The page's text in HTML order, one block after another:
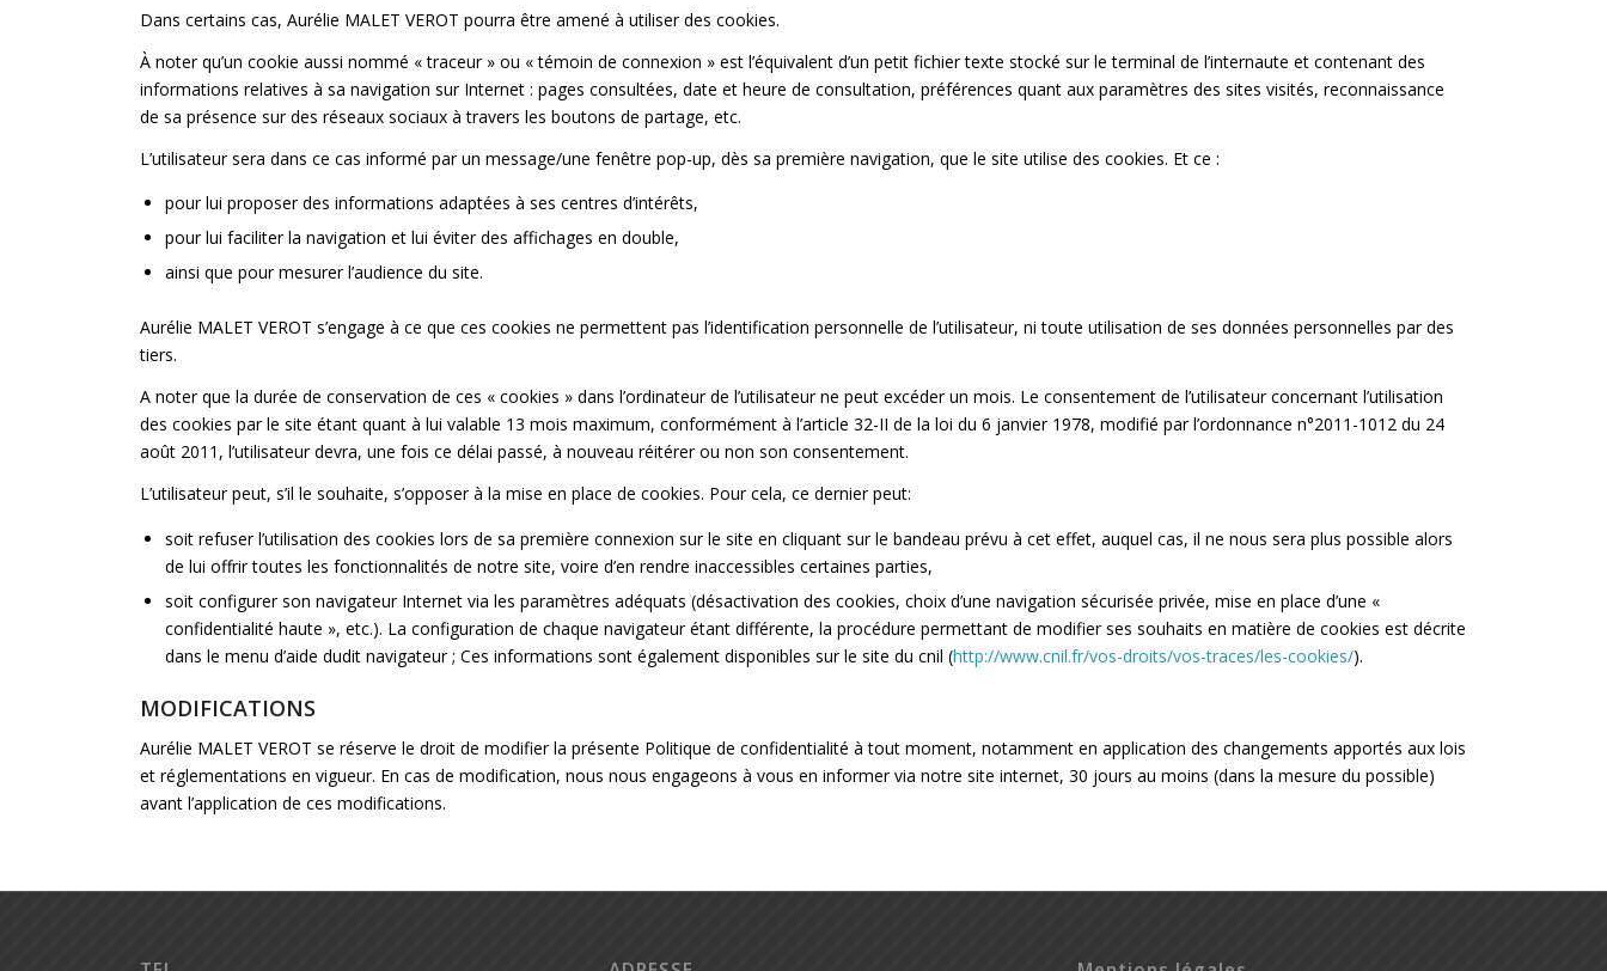
Dans certains cas, Aurélie MALET VEROT pourra être amené à utiliser des cookies.
À noter qu’un cookie aussi nommé « traceur » ou « témoin de connexion » est l’équivalent d’un petit fichier texte stocké sur le terminal de l’internaute et contenant des
informations relatives à sa navigation sur Internet : pages consultées, date et heure de consultation, préférences quant aux paramètres des sites visités, reconnaissance
de sa présence sur des réseaux sociaux à travers les boutons de partage, etc.
L’utilisateur sera dans ce cas informé par un message/une fenêtre pop-up, dès sa première navigation, que le site utilise des cookies. Et ce :
pour lui proposer des informations adaptées à ses centres d’intérêts,
pour lui faciliter la navigation et lui éviter des affichages en double,
ainsi que pour mesurer l’audience du site.
Aurélie MALET VEROT s’engage à ce que ces cookies ne permettent pas l’identification personnelle de l’utilisateur, ni toute utilisation de ses données personnelles par des
tiers.
A noter que la durée de conservation de ces « cookies » dans l’ordinateur de l’utilisateur ne peut excéder un mois. Le consentement de l’utilisateur concernant l’utilisation
des cookies par le site étant quant à lui valable 13 mois maximum, conformément à l’article 32-II de la loi du 6 janvier 1978, modifié par l’ordonnance n°2011-1012 du 24
août 2011, l’utilisateur devra, une fois ce délai passé, à nouveau réitérer ou non son consentement.
L’utilisateur peut, s’il le souhaite, s’opposer à la mise en place de cookies. Pour cela, ce dernier peut:
soit refuser l’utilisation des cookies lors de sa première connexion sur le site en cliquant sur le bandeau prévu à cet effet, auquel cas, il ne nous sera plus possible alors
de lui offrir toutes les fonctionnalités de notre site, voire d’en rendre inaccessibles certaines parties,
soit configurer son navigateur Internet via les paramètres adéquats (désactivation des cookies, choix d’une navigation sécurisée privée, mise en place d’une «
confidentialité haute », etc.). La configuration de chaque navigateur étant différente, la procédure permettant de modifier ses souhaits en matière de cookies est décrite
dans le menu d’aide dudit navigateur ; Ces informations sont également disponibles sur le site du cnil (http://www.cnil.fr/vos-droits/vos-traces/les-cookies/).
MODIFICATIONS
Aurélie MALET VEROT se réserve le droit de modifier la présente Politique de confidentialité à tout moment, notamment en application des changements apportés aux lois
et réglementations en vigueur. En cas de modification, nous nous engageons à vous en informer via notre site internet, 30 jours au moins (dans la mesure du possible)
avant l’application de ces modifications.